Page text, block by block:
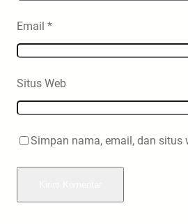
Email *
Situs Web
Simpan nama, email, dan situs